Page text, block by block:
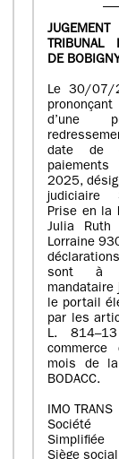
TRIBUNAL
DE
Le 30/07/
d’une
date de
2025,
judiciaire
Prise en la
Julia
Lorraine
sont à
le portail
par les
L.
mois de
BODACC.
IMO TRANS
Société
Simplifiée